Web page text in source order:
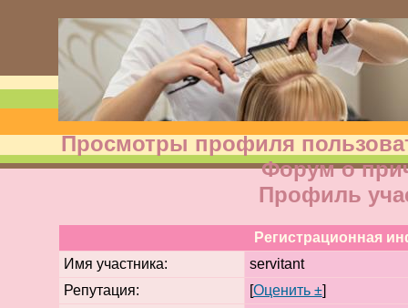
Просмотры профиля
Форум о
Профиль
Регистрационная
Имя участника:
servitant
Репутация:
[Оценить ±]